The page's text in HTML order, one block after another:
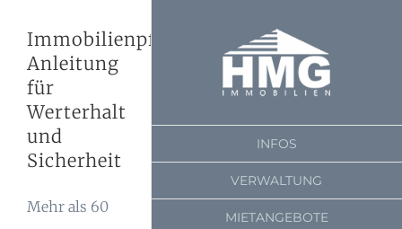
Inhalt
springen
INFOS
VERWALTUNG
MIETANGEBOTE
grösseres
Bild
Immobilienpflege
Anleitung
für
Werterhalt
und
Sicherheit
Mehr als 60